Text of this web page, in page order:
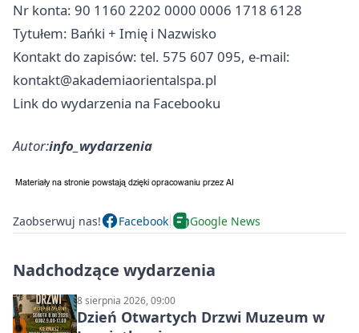
Nr konta: 90 1160 2202 0000 0006 1718 6128
Tytułem: Bańki + Imię i Nazwisko
Kontakt do zapisów: tel. 575 607 095, e-mail:
kontakt@akademiaorientalspa.pl
Link do wydarzenia na Facebooku
Autor:info_wydarzenia
Zaobserwuj nas! Facebook Google News
Nadchodzące wydarzenia
8 sierpnia 2026, 09:00
Dzień Otwartych Drzwi Muzeum w